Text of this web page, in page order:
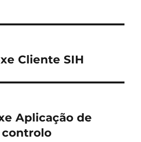
Cliente SIH
Aplicação de
controlo